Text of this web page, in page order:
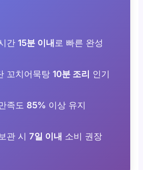
간 15분 이내 로 빠른 완성
꼬치어묵탕 10분 조리 인기
족도 85% 이상 유지
관 시 7일 이내 소비 권장